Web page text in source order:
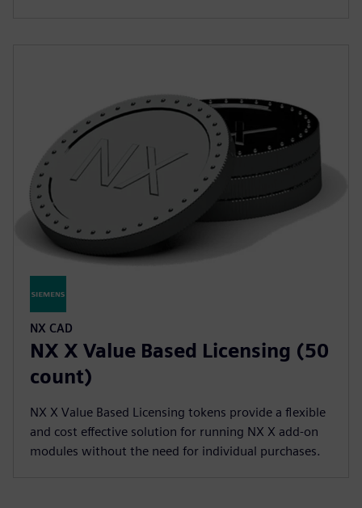
NX CAD
NX X Value Based Licensing (50
count)
NX X Value Based Licensing tokens provide a flexible
and cost effective solution for running NX X add-on
modules without the need for individual purchases.